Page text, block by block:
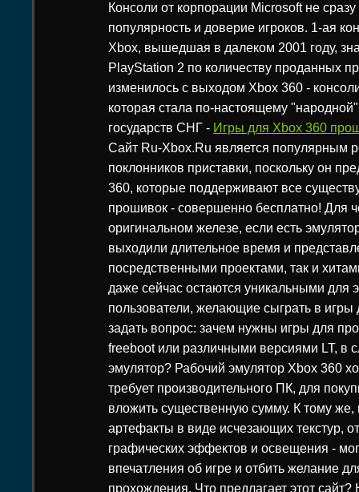
Консоли от корпорации Microsoft не
популярность и доверие игроков. 1-ая
Xbox, вышедшая в далеком 2001 году,
PlayStation 2 по количеству проданных
изменилось с выходом Xbox 360 -
которая стала по-настоящему
государств СНГ - Игры для Xbox 360
Сайт Ru-Xbox.Ru является популярным
поклонников приставки, поскольку он
360, которые поддерживают все
прошивок - совершенно бесплатно! Для
оригинальном железе, если есть
выходили длительное время и
посредственными проектами, так и
даже сейчас остаются уникальными для
пользователи, желающие сыграть в игры
задать вопрос: зачем нужны игры для
freeboot или различными версиями LT, в
эмулятор? Рабочий эмулятор Xbox 360
требует производительного ПК, для
вложить существенную сумму. К тому
артефакты в виде исчезающих текстур,
графических эффектов и освещения -
впечатления об игре и отбить желание
прохождения. Что предлагает этот